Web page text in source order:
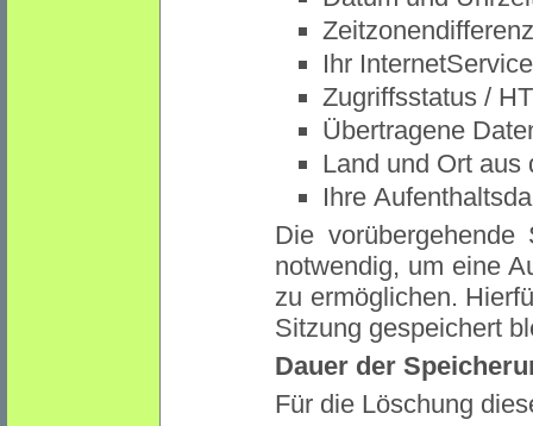
Ihr
Zugriffsstatus /
Übertragene
Land und Ort aus
Ihre
Die
notwendig, um eine
zu ermöglichen.
Sitzung gespeichert
Dauer der
Für die Löschung